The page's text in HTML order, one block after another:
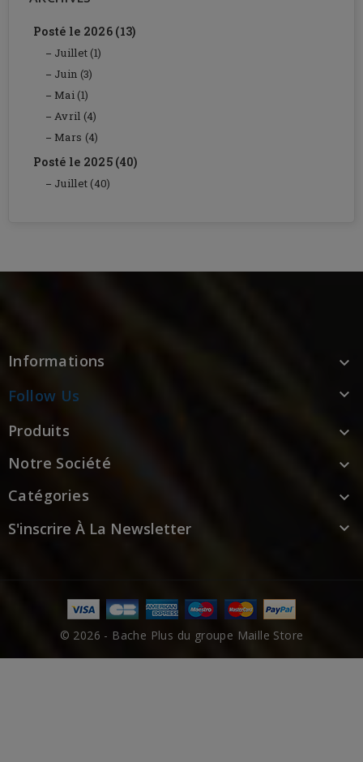
Posté le 2026 (13)
Juillet (1)
Juin (3)
Mai (1)
Avril (4)
Mars (4)
Posté le 2025 (40)
Juillet (40)
Informations

Follow Us

Produits

Notre Société

Catégories

S'inscrire À La Newsletter

© 2026 - Bache Plus du groupe Maille Store